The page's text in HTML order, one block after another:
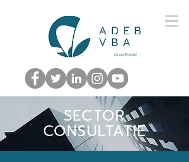
SECTOR
CONSULTATIE